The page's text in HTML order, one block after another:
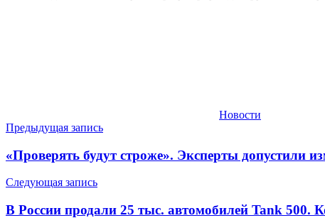
Новости
Навигация
по
записям
Предыдущая запись
«Проверять будут строже». Эксперты допустили
Следующая запись
В России продали 25 тыс. автомобилей Tank 500.